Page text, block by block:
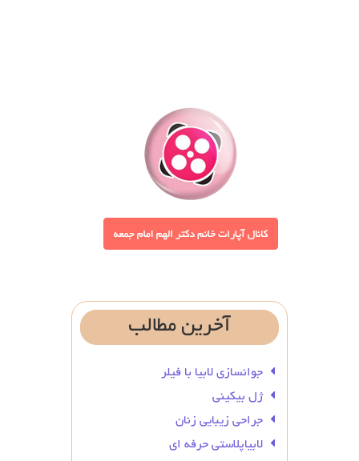
آخرین مطالب
جوانسازی لابیا با فیلر
ژل بیکینی
جراحی زیبایی زنان
لابیاپلاستی حرفه ای